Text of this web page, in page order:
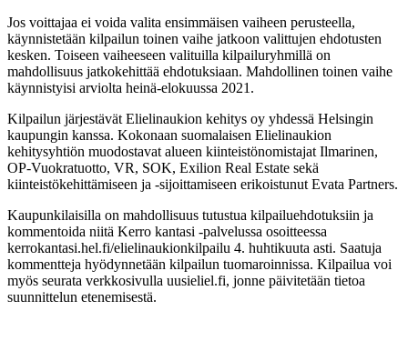
Jos voittajaa ei voida valita ensimmäisen vaiheen perusteella,
käynnistetään kilpailun toinen vaihe jatkoon valittujen ehdotusten
kesken. Toiseen vaiheeseen valituilla kilpailuryhmillä on
mahdollisuus jatkokehittää ehdotuksiaan. Mahdollinen toinen vaihe
käynnistyisi arviolta heinä-elokuussa 2021.
Kilpailun järjestävät Elielinaukion kehitys oy yhdessä Helsingin
kaupungin kanssa. Kokonaan suomalaisen Elielinaukion
kehitysyhtiön muodostavat alueen kiinteistönomistajat Ilmarinen,
OP-Vuokratuotto, VR, SOK, Exilion Real Estate sekä
kiinteistökehittämiseen ja -sijoittamiseen erikoistunut Evata Partners.
Kaupunkilaisilla on mahdollisuus tutustua kilpailuehdotuksiin ja
kommentoida niitä Kerro kantasi -palvelussa osoitteessa
kerrokantasi.hel.fi/elielinaukionkilpailu 4. huhtikuuta asti. Saatuja
kommentteja hyödynnetään kilpailun tuomaroinnissa. Kilpailua voi
myös seurata verkkosivulla uusieliel.fi, jonne päivitetään tietoa
suunnittelun etenemisestä.